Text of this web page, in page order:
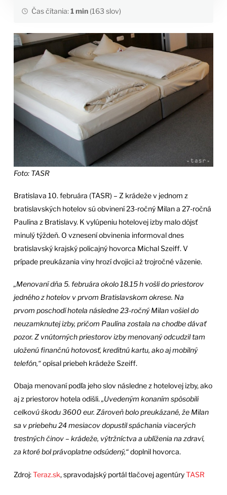
Čas čítania:1 min(163 slov)
Foto: TASR
Bratislava 10. februára (TASR) – Z krádeže v jednom z
bratislavských hotelov sú obvinení 23-ročný Milan a 27-ročná
Paulína z Bratislavy. K vylúpeniu hotelovej izby malo dôjsť
minulý týždeň. O vznesení obvinenia informoval dnes
bratislavský krajský policajný hovorca Michal Szeiff. V
prípade preukázania viny hrozí dvojici až trojročné väzenie.
„Menovaní dňa 5. februára okolo 18.15 h vošli do priestorov
jedného z hotelov v prvom Bratislavskom okrese. Na
prvom poschodí hotela následne 23-ročný Milan vošiel do
neuzamknutej izby, pričom Paulína zostala na chodbe dávať
pozor. Z vnútorných priestorov izby menovaný odcudzil tam
uloženú finančnú hotovosť, kreditnú kartu, ako aj mobilný
telefón,“opísal priebeh krádeže Szeiff.
Obaja menovaní podľa jeho slov následne z hotelovej izby, ako
aj z priestorov hotela odišli. „Uvedeným konaním spôsobili
celkovú škodu 3600 eur. Zároveň bolo preukázané, že Milan
sa v priebehu 24 mesiacov dopustil spáchania viacerých
trestných činov – krádeže, výtržníctva a ublíženia na zdraví,
za ktoré bol právoplatne odsúdený,“doplnil hovorca.
Zdroj:Teraz.sk, spravodajský portál tlačovej agentúryTASR